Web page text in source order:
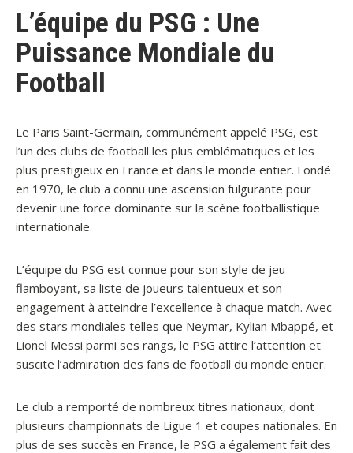
L’équipe du PSG : Une
Puissance Mondiale du
Football
Le Paris Saint-Germain, communément appelé PSG, est
l’un des clubs de football les plus emblématiques et les
plus prestigieux en France et dans le monde entier. Fondé
en 1970, le club a connu une ascension fulgurante pour
devenir une force dominante sur la scène footballistique
internationale.
L’équipe du PSG est connue pour son style de jeu
flamboyant, sa liste de joueurs talentueux et son
engagement à atteindre l’excellence à chaque match. Avec
des stars mondiales telles que Neymar, Kylian Mbappé, et
Lionel Messi parmi ses rangs, le PSG attire l’attention et
suscite l’admiration des fans de football du monde entier.
Le club a remporté de nombreux titres nationaux, dont
plusieurs championnats de Ligue 1 et coupes nationales. En
plus de ses succès en France, le PSG a également fait des